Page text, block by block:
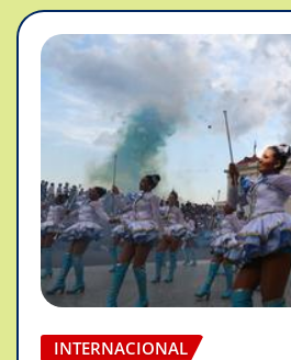
INTERNACIONAL